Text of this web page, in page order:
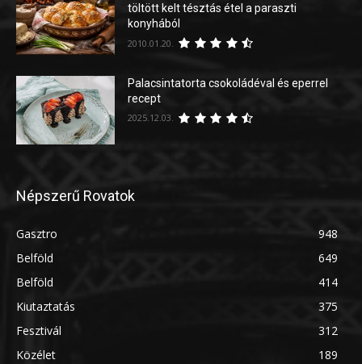
töltött kelt tésztás étel a paraszti
konyhából
2010.01.20.
Palacsintatorta csokoládéval és eperrel
recept
2025.12.03.
Népszerű Rovatok
Gasztro
948
Belföld
649
Belföld
414
Kiutaztatás
375
Fesztivál
312
Közélet
189